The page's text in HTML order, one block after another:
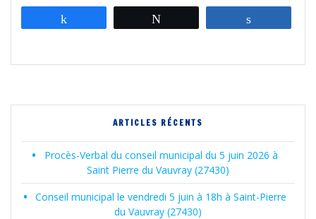
ARTICLES RÉCENTS
Procès-Verbal du conseil municipal du 5 juin 2026 à
Saint Pierre du Vauvray (27430)
Conseil municipal le vendredi 5 juin à 18h à Saint-Pierre
du Vauvray (27430)